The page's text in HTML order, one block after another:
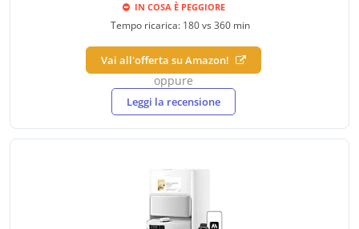
IN COSA È PEGGIORE
Tempo ricarica: 180 vs 360 min
Vai all'offerta su Amazon!
oppure
Leggi la recensione